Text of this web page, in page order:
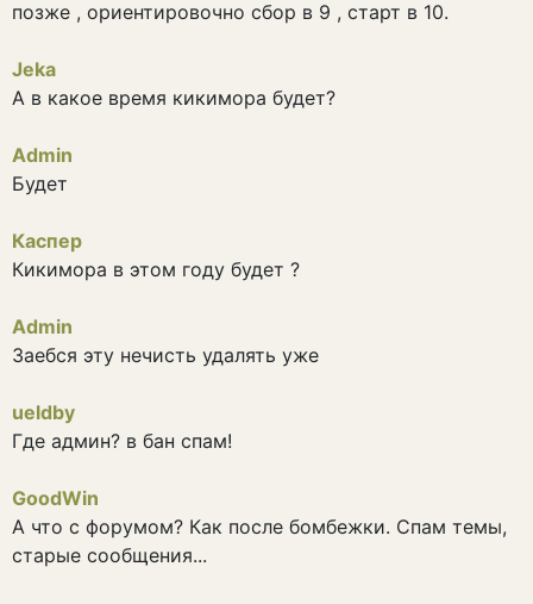
позже , ориентировочно сбор в 9 , старт в 10.
Jeka
А в какое время кикимора будет?
Admin
Будет
Каспер
Кикимора в этом году будет ?
Admin
Заебся эту нечисть удалять уже
ueldby
Где админ? в бан спам!
GoodWin
А что с форумом? Как после бомбежки. Спам темы,
старые сообщения...